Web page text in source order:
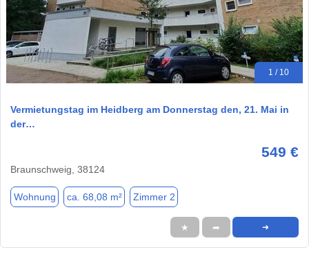
1 / 10
Vermietungstag im Heidberg am Donnerstag den, 21. Mai in
der…
549 €
Braunschweig, 38124
Wohnung ca. 68,08 m² Zimmer 2
★ ➦ ➜